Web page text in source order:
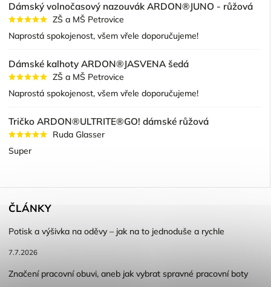
Dámský volnočasový nazouvák ARDON®JUNO - růžová
ZŠ a MŠ Petrovice
Naprostá spokojenost, všem vřele doporučujeme!
Dámské kalhoty ARDON®JASVENA šedá
ZŠ a MŠ Petrovice
Naprostá spokojenost, všem vřele doporučujeme!
Tričko ARDON®ULTRITE®GO! dámské růžová
Ruda Glasser
Super
ČLÁNKY
Potisk a výšivka na oděvy – jak na to jednoduše a rychle
7.7.2026
Značení pracovní obuvi, aneb jak vybrat spravné pracovní boty